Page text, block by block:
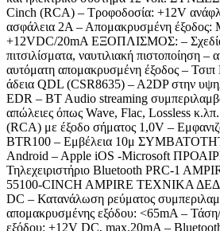
Cinch (RCA) – Τροφοδοσία: +12V
ασφάλεια 2Α – Απομακρυσμένη έξοδος:
+12VDC/20mA ΕΞΟΠΛΙΣΜΟΣ: –
πιτσιλίσματα, ναυτιλιακή πιστοποίηση –
αυτόματη απομακρυσμένη έξοδος –
άδεια QDL (CSR8635) – A2DP στην
EDR – BT Audio streaming
απώλειες όπως Wave, Flac, Lossless
(RCA) με έξοδο σήματος 1,0V –
BTR100 – Εμβέλεια 10μ
Android – Apple iOS -Microsoft
Τηλεχειριστήριο Bluetooth PRC-1
55100-CINCH AMPIRE ΤΕΧΝΙΚΑ
DC – Κατανάλωση ρεύματος
απομακρυσμένης εξόδου: <65mA –
εξόδου: +12V DC, max.20mA –